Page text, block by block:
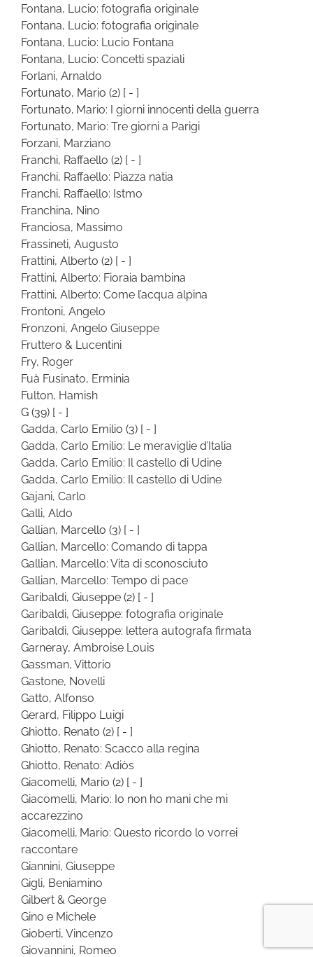
Fontana, Lucio: fotografia originale
Fontana, Lucio: fotografia originale
Fontana, Lucio: Lucio Fontana
Fontana, Lucio: Concetti spaziali
Forlani, Arnaldo
Fortunato, Mario (2) [ - ]
Fortunato, Mario: I giorni innocenti della guerra
Fortunato, Mario: Tre giorni a Parigi
Forzani, Marziano
Franchi, Raffaello (2) [ - ]
Franchi, Raffaello: Piazza natia
Franchi, Raffaello: Istmo
Franchina, Nino
Franciosa, Massimo
Frassineti, Augusto
Frattini, Alberto (2) [ - ]
Frattini, Alberto: Fioraia bambina
Frattini, Alberto: Come l’acqua alpina
Frontoni, Angelo
Fronzoni, Angelo Giuseppe
Fruttero & Lucentini
Fry, Roger
Fuà Fusinato, Erminia
Fulton, Hamish
G (39) [ - ]
Gadda, Carlo Emilio (3) [ - ]
Gadda, Carlo Emilio: Le meraviglie d’Italia
Gadda, Carlo Emilio: Il castello di Udine
Gadda, Carlo Emilio: Il castello di Udine
Gajani, Carlo
Galli, Aldo
Gallian, Marcello (3) [ - ]
Gallian, Marcello: Comando di tappa
Gallian, Marcello: Vita di sconosciuto
Gallian, Marcello: Tempo di pace
Garibaldi, Giuseppe (2) [ - ]
Garibaldi, Giuseppe: fotografia originale
Garibaldi, Giuseppe: lettera autografa firmata
Garneray, Ambroise Louis
Gassman, Vittorio
Gastone, Novelli
Gatto, Alfonso
Gerard, Filippo Luigi
Ghiotto, Renato (2) [ - ]
Ghiotto, Renato: Scacco alla regina
Ghiotto, Renato: Adiòs
Giacomelli, Mario (2) [ - ]
Giacomelli, Mario: Io non ho mani che mi
accarezzino
Giacomelli, Mario: Questo ricordo lo vorrei
raccontare
Giannini, Giuseppe
Gigli, Beniamino
Gilbert & George
Gino e Michele
Gioberti, Vincenzo
Giovannini, Romeo